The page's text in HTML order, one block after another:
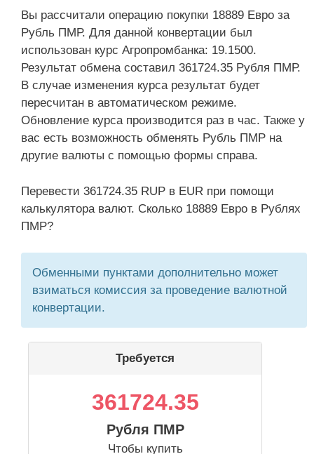
Вы рассчитали операцию покупки 18889 Евро за
Рубль ПМР. Для данной конвертации был
использован курс Агропромбанка: 19.1500.
Результат обмена составил 361724.35 Рубля ПМР.
В случае изменения курса результат будет
пересчитан в автоматическом режиме.
Обновление курса производится раз в час. Также у
вас есть возможность обменять Рубль ПМР на
другие валюты с помощью формы справа.
Перевести 361724.35 RUP в EUR при помощи
калькулятора валют. Сколько 18889 Евро в Рублях
ПМР?
Обменными пунктами дополнительно может
взиматься комиссия за проведение валютной
конвертации.
Требуется
361724.35
Рубля ПМР
Чтобы купить